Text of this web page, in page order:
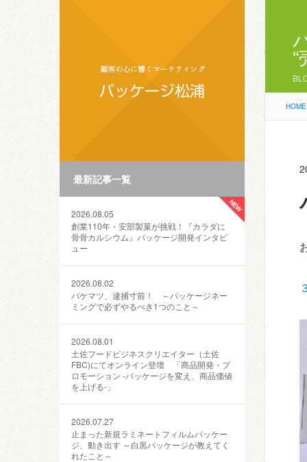
最新記事一覧
2026.08.05
創業110年・安部製菓が挑戦！『カラダに
骨骨カルシウム』パッケージ開発インタビ
ュー
2026.08.02
パケマツ、逮捕寸前！ ～パッケージネー
ミングで必ずやるべき1つのこと～
2026.08.01
土佐フードビジネスクリエイター（土佐
FBC)にてオンライン登壇 「商品開発・プ
ロモーション ‐パッケージを変え、商品価値
を上げる‐」
2026.07.27
止まった新規ラミネートフィルムパッケー
ジ、動き出す ～白黒パッケージが教えてく
れたこと～
HOME